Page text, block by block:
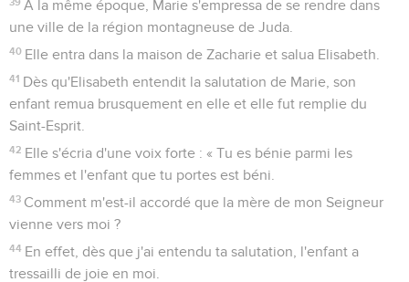
A la même époque, Marie s'empressa de se rendre dans
une ville de la région montagneuse de Juda.
40 Elle entra dans la maison de Zacharie et salua Elisabeth.
41 Dès qu'Elisabeth entendit la salutation de Marie, son
enfant remua brusquement en elle et elle fut remplie du
Saint-Esprit.
42 Elle s'écria d'une voix forte : « Tu es bénie parmi les
femmes et l'enfant que tu portes est béni.
43 Comment m'est-il accordé que la mère de mon Seigneur
vienne vers moi ?
44 En effet, dès que j'ai entendu ta salutation, l'enfant a
tressailli de joie en moi.